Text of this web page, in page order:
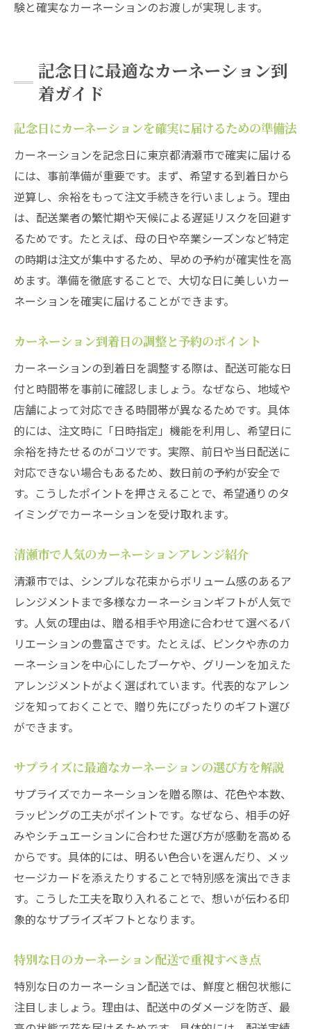
オンラインで手軽にカーネーション手配を実現
清瀬市で利用できるカーネーション通販の
特徴
自宅で完結するカーネーション購入の流れ
カーネーションのネット注文で鮮度を保つ
コツ
オンラインで選べるカーネーションギフト
の魅力
注文確認から到着までのカーネーション受
取手順
相手が喜ぶカーネーションの選び方
カーネーションで相手に喜ばれる色選びの
清瀬市で人気のカーネーションギフトアレ
ンジ
贈る相手の好みに合わせたカーネーション
選定法
カーネーションの花言葉で気持ちを伝える
方法
清瀬市で話題のカーネーションアレンジ例
カーネーションギフトで印象を残す渡し方
カーネーションで理想のギフト体験を実現
するコツ
清瀬市でギフト選びに失敗しないカーネー
ション活用
カーネーションの到着で特別な日を彩るア
イデア
清瀬市の花屋選びで満足度を高めるポイン
ト
カーネーションギフトで記念日を演出する
清瀬市のカーネーションギフトで心に残る
贈り物を
験と確実なカーネーションのお渡しが実現します。
記念日に最適なカーネーション到
着ガイド
記念日にカーネーションを確実に届けるための準備法
カーネーションを記念日に東京都清瀬市で確実に届ける
には、事前準備が重要です。まず、希望する到着日から
逆算し、余裕をもって注文手続きを行いましょう。理由
は、配送業者の繁忙期や天候による遅延リスクを回避す
るためです。たとえば、母の日や卒業シーズンなど特定
の時期は注文が集中するため、早めの予約が確実性を高
めます。準備を徹底することで、大切な日に美しいカー
ネーションを確実に届けることができます。
カーネーション到着日の調整と予約のポイント
カーネーションの到着日を調整する際は、配送可能な日
付と時間帯を事前に確認しましょう。なぜなら、地域や
店舗によって対応できる時間帯が異なるためです。具体
的には、注文時に「日時指定」機能を利用し、希望日に
余裕を持たせるのがコツです。実際、前日や当日配送に
対応できない場合もあるため、数日前の予約が安全で
す。こうしたポイントを押さえることで、希望通りのタ
イミングでカーネーションを受け取れます。
清瀬市で人気のカーネーションアレンジ紹介
清瀬市では、シンプルな花束からボリューム感のあるア
レンジメントまで多様なカーネーションギフトが人気で
す。人気の理由は、贈る相手や用途に合わせて選べるバ
リエーションの豊富さです。たとえば、ピンクや赤のカ
ーネーションを中心にしたブーケや、グリーンを加えた
アレンジメントがよく選ばれています。代表的なアレン
ジを知っておくことで、贈り先にぴったりのギフト選び
ができます。
サプライズに最適なカーネーションの選び方を解説
サプライズでカーネーションを贈る際は、花色や本数、
ラッピングの工夫がポイントです。なぜなら、相手の好
みやシチュエーションに合わせた選び方が感動を高める
からです。具体的には、明るい色合いを選んだり、メッ
セージカードを添えたりすることで特別感を演出できま
す。こうした工夫を取り入れることで、想いが伝わる印
象的なサプライズギフトとなります。
特別な日のカーネーション配送で重視すべき点
特別な日のカーネーション配送では、鮮度と梱包状態に
注目しましょう。理由は、配送中のダメージを防ぎ、最